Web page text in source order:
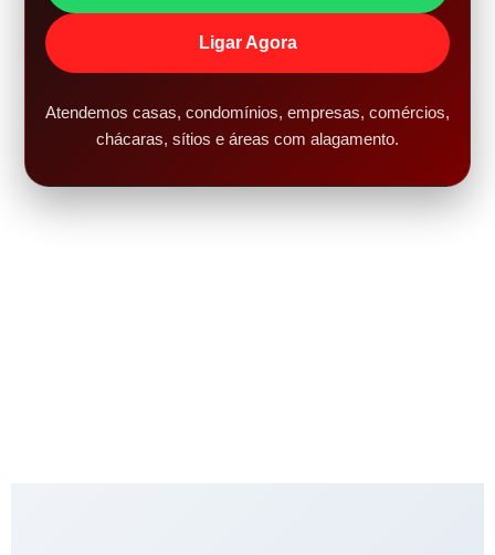
Ligar Agora
Atendemos casas, condomínios, empresas, comércios,
chácaras, sítios e áreas com alagamento.